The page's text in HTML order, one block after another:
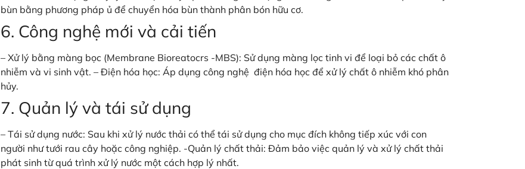
bùn bằng phương pháp ủ để chuyển hóa bùn thành phân bón hữu cơ.
6. Công nghệ mới và cải tiến
– Xử lý bằng màng bọc (Membrane Bioreatocrs -MBS): Sử dụng màng lọc tinh vi để loại bỏ các chất ô
nhiễm và vi sinh vật. – Điện hóa học: Áp dụng công nghệ điện hóa học để xử lý chất ô nhiễm khó phân
hủy.
7. Quản lý và tái sử dụng
– Tái sử dụng nước: Sau khi xử lý nước thải có thể tái sử dụng cho mục đích không tiếp xúc với con
người như tưới rau cây hoặc công nghiệp. -Quản lý chất thải: Đảm bảo việc quản lý và xử lý chất thải
phát sinh từ quá trình xử lý nước một cách hợp lý nhất.